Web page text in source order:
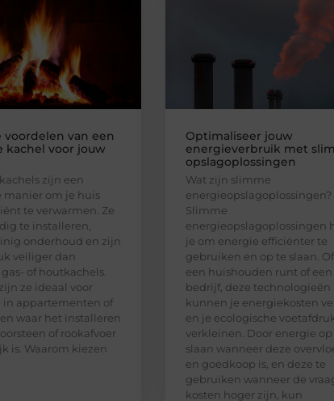
van een
kachel voor jouw
zijn een
manier om je huis
te verwarmen. Ze
te installeren,
onderhoud en zijn
veiliger dan
of houtkachels.
ze ideaal voor
in appartementen of
waar het installeren
of rookafvoer
is. Waarom kiezen
Optimaliseer jouw
energieverbruik met
opslagoplossingen
Wat zijn slimme
energieopslagoplossingen?
Slimme
energieopslagoplossingen
je om energie efficiënter te
gebruiken en op te slaan.
een huishouden runt of een
bedrijf, deze technologieën
kunnen je energiekosten
en je ecologische
verkleinen. Door energie op
slaan wanneer deze
en goedkoop is, en deze te
gebruiken wanneer de
kosten hoger zijn, kun